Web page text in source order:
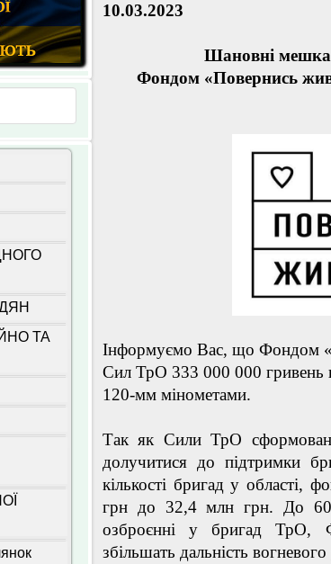
ТА
10.03.2023
Шановні
Фондом «Повернись
Інформуємо Вас, що Фондом
Сил ТрО 333 000 000 гривень
120-мм мінометами.
Так як Сили ТрО
долучитися до підтримки
кількості бригад у області,
грн до 32,4 млн грн. До
озброєнні у бригад ТрО,
збільшать дальність